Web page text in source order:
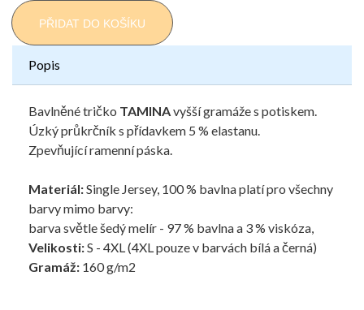
PŘIDAT DO KOŠÍKU
Popis
Bavlněné tričko TAMINAvyšší gramáže s potiskem.
Úzký průkrčník s přídavkem 5 % elastanu.
Zpevňující ramenní páska.
Materiál:Single Jersey, 100 % bavlna platí pro všechny
barvy mimo barvy:
barva světle šedý melír - 97 % bavlna a 3 % viskóza,
Velikosti:S - 4XL (4XL pouze v barvách bílá a černá)
Gramáž: 160 g/m2